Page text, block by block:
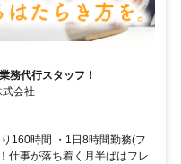
務代行スタッフ！
会社
160時間 ・1日8時間勤務(フ
仕事が落ち着く月半ばはフレ